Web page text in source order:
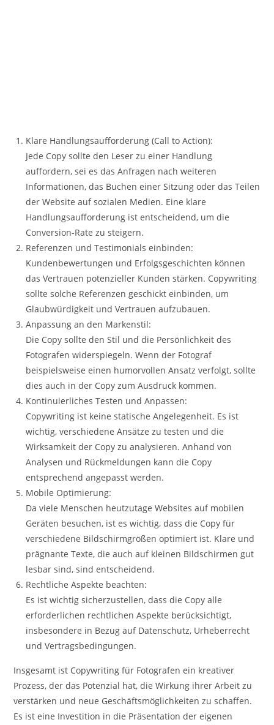
Klare Handlungsaufforderung (Call to Action):
Jede Copy sollte den Leser zu einer Handlung
auffordern, sei es das Anfragen nach weiteren
Informationen, das Buchen einer Sitzung oder das Teilen
der Website auf sozialen Medien. Eine klare
Handlungsaufforderung ist entscheidend, um die
Conversion-Rate zu steigern.
Referenzen und Testimonials einbinden:
Kundenbewertungen und Erfolgsgeschichten können
das Vertrauen potenzieller Kunden stärken. Copywriting
sollte solche Referenzen geschickt einbinden, um
Glaubwürdigkeit und Vertrauen aufzubauen.
Anpassung an den Markenstil:
Die Copy sollte den Stil und die Persönlichkeit des
Fotografen widerspiegeln. Wenn der Fotograf
beispielsweise einen humorvollen Ansatz verfolgt, sollte
dies auch in der Copy zum Ausdruck kommen.
Kontinuierliches Testen und Anpassen:
Copywriting ist keine statische Angelegenheit. Es ist
wichtig, verschiedene Ansätze zu testen und die
Wirksamkeit der Copy zu analysieren. Anhand von
Analysen und Rückmeldungen kann die Copy
entsprechend angepasst werden.
Mobile Optimierung:
Da viele Menschen heutzutage Websites auf mobilen
Geräten besuchen, ist es wichtig, dass die Copy für
verschiedene Bildschirmgrößen optimiert ist. Klare und
prägnante Texte, die auch auf kleinen Bildschirmen gut
lesbar sind, sind entscheidend.
Rechtliche Aspekte beachten:
Es ist wichtig sicherzustellen, dass die Copy alle
erforderlichen rechtlichen Aspekte berücksichtigt,
insbesondere in Bezug auf Datenschutz, Urheberrecht
und Vertragsbedingungen.
Insgesamt ist Copywriting für Fotografen ein kreativer
Prozess, der das Potenzial hat, die Wirkung ihrer Arbeit zu
verstärken und neue Geschäftsmöglichkeiten zu schaffen.
Es ist eine Investition in die Präsentation der eigenen